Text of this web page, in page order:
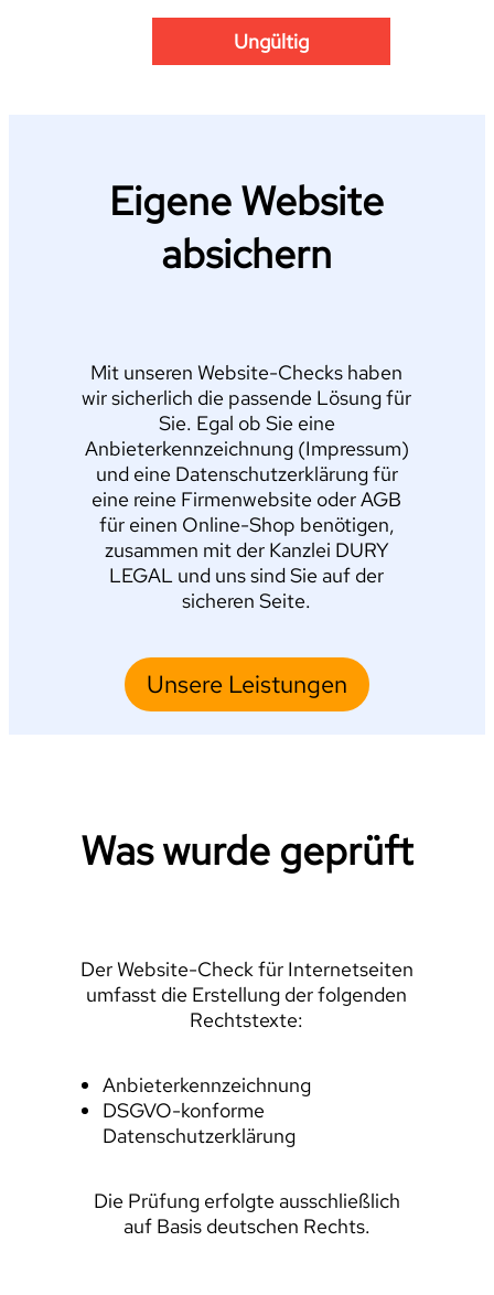
Ungültig
Eigene Website
absichern
Mit unseren Website-Checks haben
wir sicherlich die passende Lösung für
Sie. Egal ob Sie eine
Anbieterkennzeichnung (Impressum)
und eine Datenschutzerklärung für
eine reine Firmenwebsite oder AGB
für einen Online-Shop benötigen,
zusammen mit der Kanzlei DURY
LEGAL und uns sind Sie auf der
sicheren Seite.
Unsere Leistungen
Was wurde geprüft
Der Website-Check für Internetseiten
umfasst die Erstellung der folgenden
Rechtstexte:
Anbieterkennzeichnung
DSGVO-konforme
Datenschutzerklärung
Die Prüfung erfolgte ausschließlich
auf Basis deutschen Rechts.